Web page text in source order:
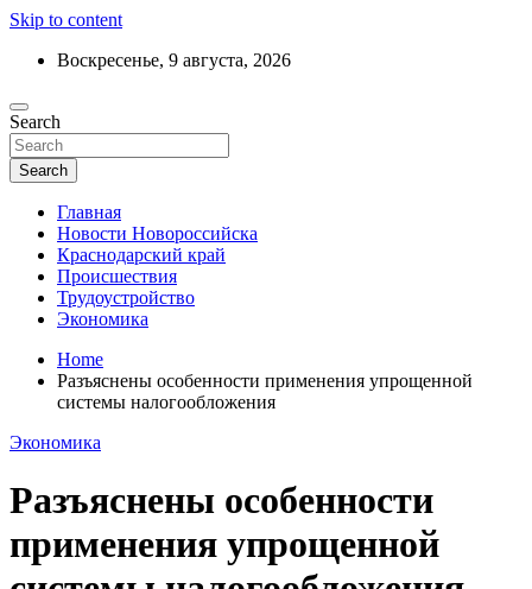
Skip to content
Воскресенье, 9 августа, 2026
Актуальные новости Новороссийска и
Краснодарского края
Ежедневный дайджест событий региона
Search
Search
Главная
Новости Новороссийска
Краснодарский край
Происшествия
Трудоустройство
Экономика
Home
Разъяснены особенности применения упрощенной
системы налогообложения
Экономика
Разъяснены особенности
применения упрощенной